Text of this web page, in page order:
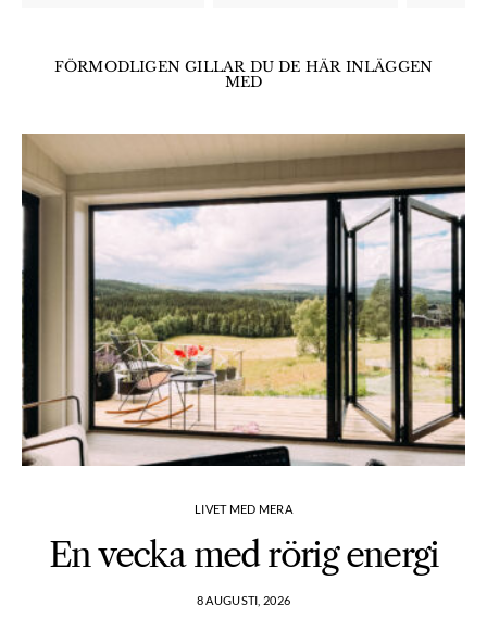
FÖRMODLIGEN GILLAR DU DE HÄR INLÄGGEN
MED
LIVET MED MERA
En vecka med rörig energi
8 AUGUSTI, 2026